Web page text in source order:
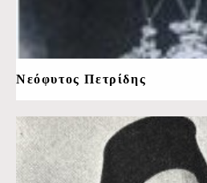
Νεόφυτος Πετρίδης